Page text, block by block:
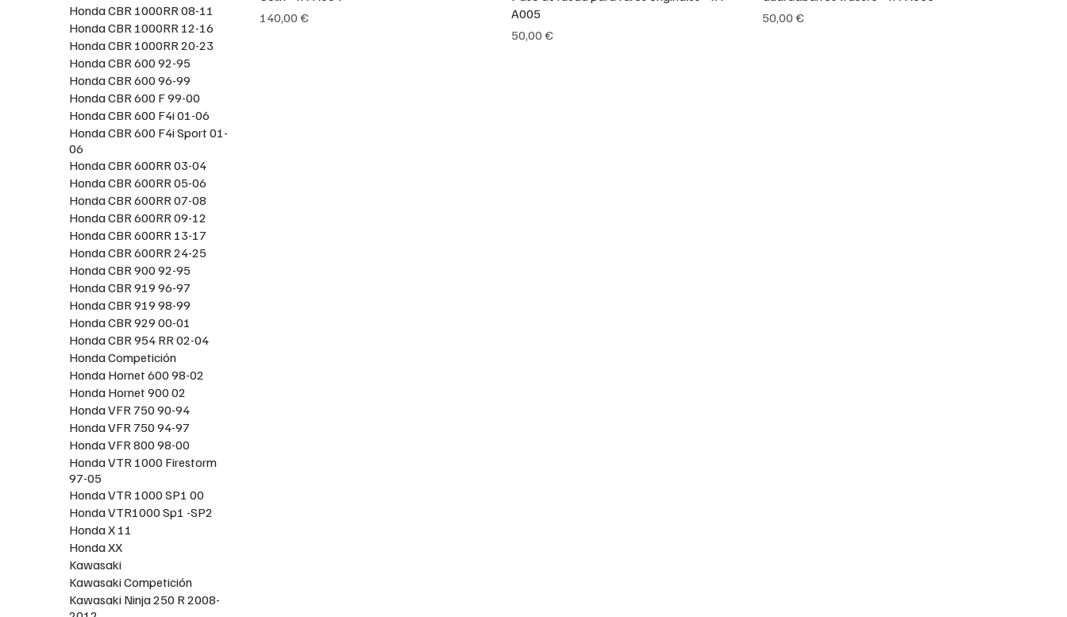
Honda CBR 1000RR 08-11
Honda CBR 1000RR 12-16
Honda CBR 1000RR 20-23
Honda CBR 600 92-95
Honda CBR 600 96-99
Honda CBR 600 F 99-00
Honda CBR 600 F4i 01-06
Honda CBR 600 F4i Sport 01-
06
Honda CBR 600RR 03-04
Honda CBR 600RR 05-06
Honda CBR 600RR 07-08
Honda CBR 600RR 09-12
Honda CBR 600RR 13-17
Honda CBR 600RR 24-25
Honda CBR 900 92-95
Honda CBR 919 96-97
Honda CBR 919 98-99
Honda CBR 929 00-01
Honda CBR 954 RR 02-04
Honda Competición
Honda Hornet 600 98-02
Honda Hornet 900 02
Honda VFR 750 90-94
Honda VFR 750 94-97
Honda VFR 800 98-00
Honda VTR 1000 Firestorm
97-05
Honda VTR 1000 SP1 00
Honda VTR1000 Sp1 -SP2
Honda X 11
Honda XX
Kawasaki
Kawasaki Competición
Kawasaki Ninja 250 R 2008-
Precio
140,00 €
A005
Precio
50,00 €
Precio
50,00 €